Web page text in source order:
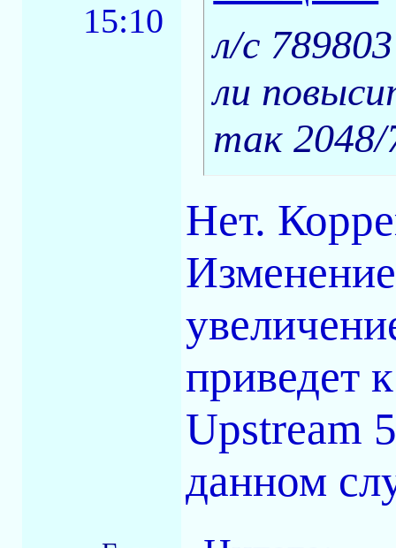
15:10
л/с
ли
так 2048/
Нет.
приведет
Upstream
данном